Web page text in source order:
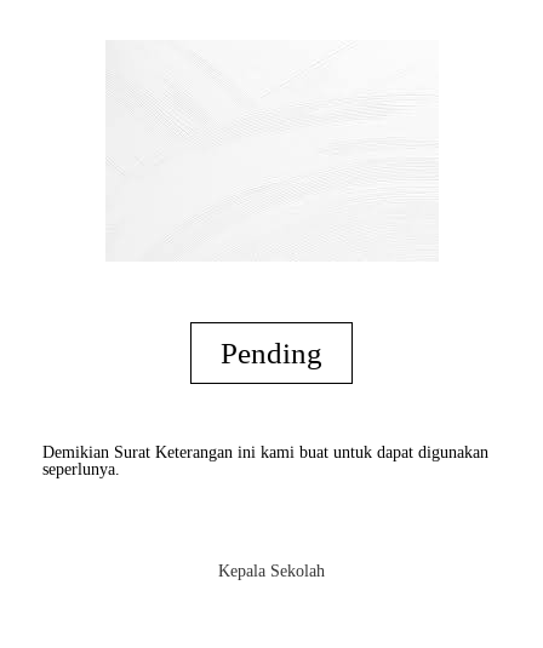
Pending
Demikian Surat Keterangan ini kami buat untuk dapat digunakan
seperlunya.
Kepala Sekolah